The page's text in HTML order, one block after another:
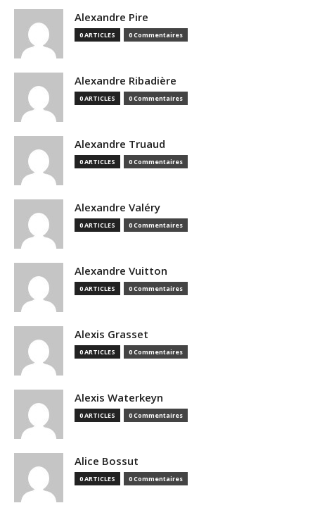
Alexandre Pire
0 ARTICLES 0 Commentaires
Alexandre Ribadière
0 ARTICLES 0 Commentaires
Alexandre Truaud
0 ARTICLES 0 Commentaires
Alexandre Valéry
0 ARTICLES 0 Commentaires
Alexandre Vuitton
0 ARTICLES 0 Commentaires
Alexis Grasset
0 ARTICLES 0 Commentaires
Alexis Waterkeyn
0 ARTICLES 0 Commentaires
Alice Bossut
0 ARTICLES 0 Commentaires